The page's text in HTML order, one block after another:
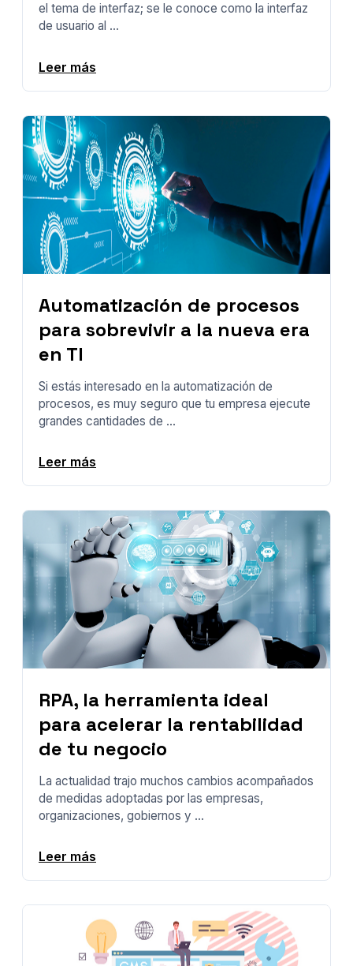
el tema de interfaz; se le conoce como la interfaz
de usuario al ...
Leer más
Automatización de procesos
para sobrevivir a la nueva era
en TI
Si estás interesado en la automatización de
procesos, es muy seguro que tu empresa ejecute
grandes cantidades de ...
Leer más
RPA, la herramienta ideal
para acelerar la rentabilidad
de tu negocio
La actualidad trajo muchos cambios acompañados
de medidas adoptadas por las empresas,
organizaciones, gobiernos y ...
Leer más